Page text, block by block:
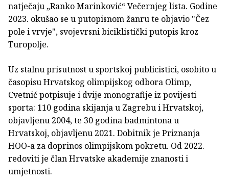
natječaju „Ranko Marinković“ Večernjeg lista. Godine
2023. okušao se u putopisnom žanru te objavio "Čez
pole i vrvje", svojevrsni biciklistički putopis kroz
Turopolje.
Uz stalnu prisutnost u sportskoj publicistici, osobito u
časopisu Hrvatskog olimpijskog odbora Olimp,
Cvetnić potpisuje i dvije monografije iz povijesti
sporta: 110 godina skijanja u Zagrebu i Hrvatskoj,
objavljenu 2004, te 30 godina badmintona u
Hrvatskoj, objavljenu 2021. Dobitnik je Priznanja
HOO-a za doprinos olimpijskom pokretu. Od 2022.
redoviti je član Hrvatske akademije znanosti i
umjetnosti.